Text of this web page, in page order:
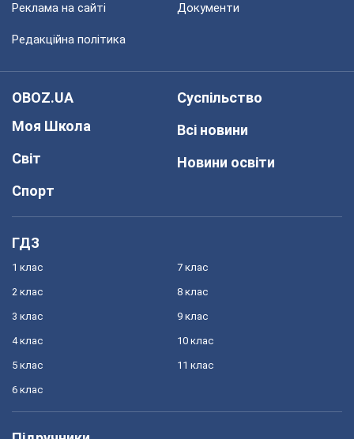
Реклама на сайті Документи
Редакційна політика
OBOZ.UA
Моя Школа
Світ
Спорт
Суспільство
Всі новини
Новини освіти
ГДЗ
1 клас
2 клас
3 клас
4 клас
5 клас
6 клас
7 клас
8 клас
9 клас
10 клас
11 клас